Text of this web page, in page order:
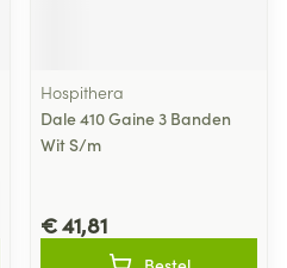
Hospithera
Dale 410 Gaine 3 Banden
Wit S/m
€ 41,81